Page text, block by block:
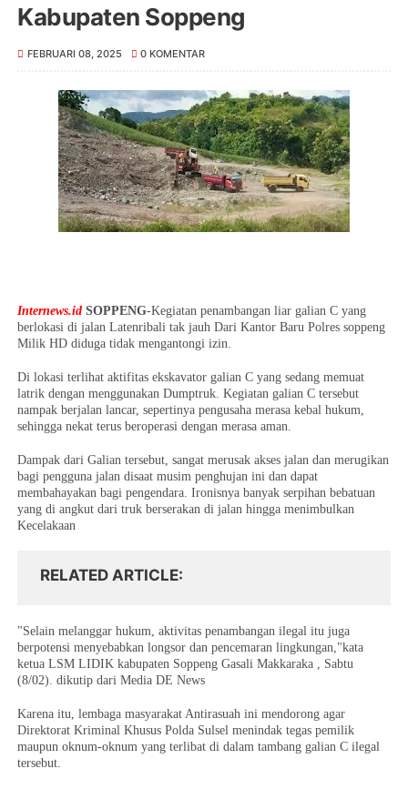
Kabupaten Soppeng
FEBRUARI 08, 2025 0 KOMENTAR
Internews.id SOPPENG-Kegiatan penambangan liar galian C yang
berlokasi di jalan Latenribali tak jauh Dari Kantor Baru Polres soppeng
Milik HD diduga tidak mengantongi izin.
Di lokasi terlihat aktifitas ekskavator galian C yang sedang memuat
latrik dengan menggunakan Dumptruk. Kegiatan galian C tersebut
nampak berjalan lancar, sepertinya pengusaha merasa kebal hukum,
sehingga nekat terus beroperasi dengan merasa aman.
Dampak dari Galian tersebut, sangat merusak akses jalan dan merugikan
bagi pengguna jalan disaat musim penghujan ini dan dapat
membahayakan bagi pengendara. Ironisnya banyak serpihan bebatuan
yang di angkut dari truk berserakan di jalan hingga menimbulkan
Kecelakaan
RELATED ARTICLE
"Selain melanggar hukum, aktivitas penambangan ilegal itu juga
berpotensi menyebabkan longsor dan pencemaran lingkungan,"kata
ketua LSM LIDIK kabupaten Soppeng Gasali Makkaraka , Sabtu
(8/02). dikutip dari Media DE News
Karena itu, lembaga masyarakat Antirasuah ini mendorong agar
Direktorat Kriminal Khusus Polda Sulsel menindak tegas pemilik
maupun oknum-oknum yang terlibat di dalam tambang galian C ilegal
tersebut.